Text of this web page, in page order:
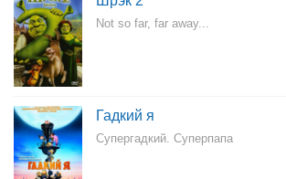
Not so far, far away...
Гадкий я
Супергадкий. Суперпапа